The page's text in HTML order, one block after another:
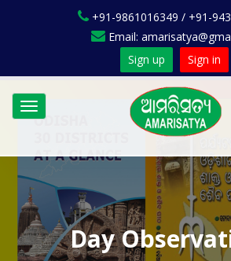
+91-9861016349 / +91-
Email:
Sign up
Sign in
Toggle
navigation
Day